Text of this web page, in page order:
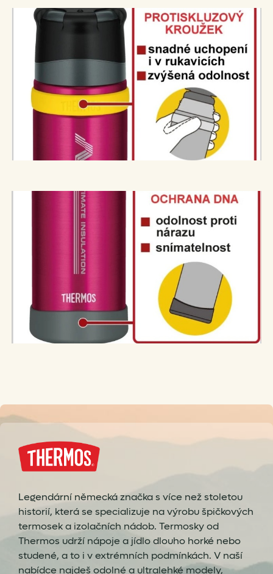
Legendární německá značka s více než stoletou
historií, která se specializuje na výrobu špičkových
termosek a izolačních nádob. Termosky od
Thermos udrží nápoje a jídlo dlouho horké nebo
studené, a to i v extrémních podmínkách. V naší
nabídce najdeš odolné a ultralehké modely,